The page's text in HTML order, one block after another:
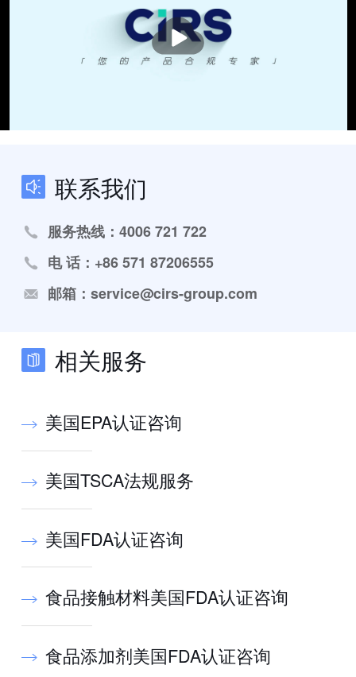
播
放
联系我们
服务热线：4006 721 722
电 话：+86 571 87206555
邮箱：service@cirs-group.com
相关服务
美国EPA认证咨询
美国TSCA法规服务
美国FDA认证咨询
食品接触材料美国FDA认证咨询
食品添加剂美国FDA认证咨询